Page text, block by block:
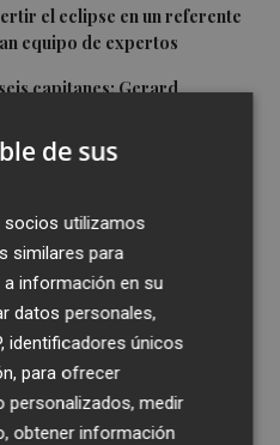
el eclipse en un referente
equipo de expertos
capitanes: Gerard
derecho: Monferrer sufre
contrato del transporte
estrellas en La Manga con
abren la cartelera en agosto:
a una nueva entrega de
de sus
utilizamos
similares para
a información en su
datos personales,
identificadores únicos
para ofrecer
personalizados, medir
obtener información